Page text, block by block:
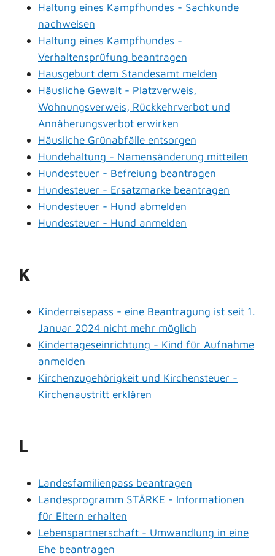
Haltung eines Kampfhundes - Sachkunde
nachweisen
Haltung eines Kampfhundes -
Verhaltensprüfung beantragen
Hausgeburt dem Standesamt melden
Häusliche Gewalt - Platzverweis,
Wohnungsverweis, Rückkehrverbot und
Annäherungsverbot erwirken
Häusliche Grünabfälle entsorgen
Hundehaltung - Namensänderung mitteilen
Hundesteuer - Befreiung beantragen
Hundesteuer - Ersatzmarke beantragen
Hundesteuer - Hund abmelden
Hundesteuer - Hund anmelden
K
Kinderreisepass - eine Beantragung ist seit 1.
Januar 2024 nicht mehr möglich
Kindertageseinrichtung - Kind für Aufnahme
anmelden
Kirchenzugehörigkeit und Kirchensteuer -
Kirchenaustritt erklären
L
Landesfamilienpass beantragen
Landesprogramm STÄRKE - Informationen
für Eltern erhalten
Lebenspartnerschaft - Umwandlung in eine
Ehe beantragen